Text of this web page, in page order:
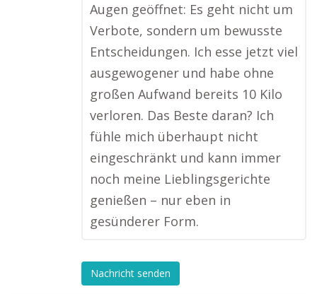
Augen geöffnet: Es geht nicht um
Verbote, sondern um bewusste
Entscheidungen. Ich esse jetzt viel
ausgewogener und habe ohne
großen Aufwand bereits 10 Kilo
verloren. Das Beste daran? Ich
fühle mich überhaupt nicht
eingeschränkt und kann immer
noch meine Lieblingsgerichte
genießen – nur eben in
gesünderer Form.
Nachricht senden